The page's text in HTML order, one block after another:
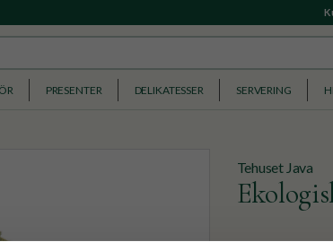
PRESENTER DELIKATESSER SERVERING
Tehuset Java